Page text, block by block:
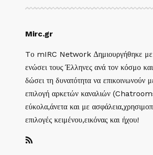
Mirc.gr
Tο mIRC Network Δημιουργήθηκε
ενώσει τους Έλληνες ανά τον κόσμο
δώσει τη δυνατότητα να επικοινωνούν
επιλογή αρκετών καναλιών
εύκολα,άνετα και με
επιλογές κειμένου,εικόνας και ήχου!